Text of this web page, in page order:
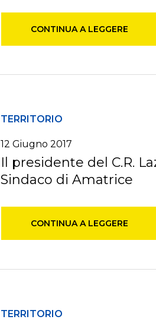
CONTINUA A LEGGERE
TERRITORIO
12 Giugno 2017
Il presidente del C.R.
Sindaco di Amatrice
CONTINUA A LEGGERE
TERRITORIO